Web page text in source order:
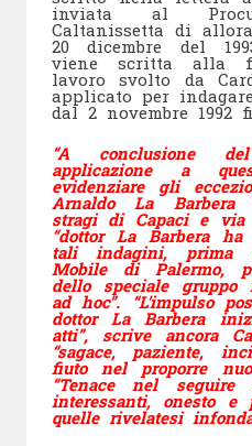
inviata al
Caltanissetta di
20 dicembre del
viene scritta alla
lavoro svolto da
applicato per
dal 2 novembre 1992
“A conclusione
applicazione a
evidenziare gli
Arnaldo La
stragi di Capaci e via
“dottor La Barbera ha
tali indagini, prima
Mobile di Palermo,
dello speciale gruppo
ad hoc”. “L’impulso
dottor La Barbera
atti”, scrive ancora
“sagace, paziente,
fiuto nel proporre
“Tenace nel
interessanti, onesto e
quelle rivelatesi